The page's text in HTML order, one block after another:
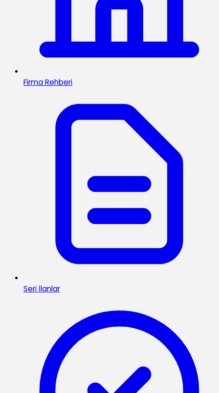
Firma Rehberi
Seri İlanlar